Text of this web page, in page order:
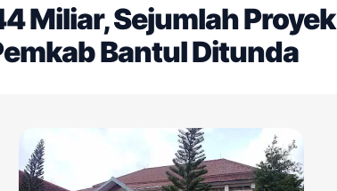
Miliar, Sejumlah
Bantul Ditunda